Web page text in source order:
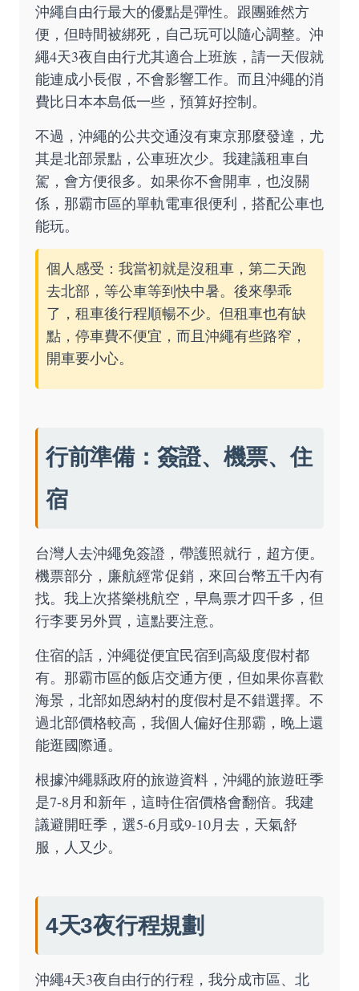
沖繩自由行最大的優點是彈性。跟團雖然方
便，但時間被綁死，自己玩可以隨心調整。沖
繩4天3夜自由行尤其適合上班族，請一天假就
能連成小長假，不會影響工作。而且沖繩的消
費比日本本島低一些，預算好控制。
不過，沖繩的公共交通沒有東京那麼發達，尤
其是北部景點，公車班次少。我建議租車自
駕，會方便很多。如果你不會開車，也沒關
係，那霸市區的單軌電車很便利，搭配公車也
能玩。
個人感受：我當初就是沒租車，第二天跑
去北部，等公車等到快中暑。後來學乖
了，租車後行程順暢不少。但租車也有缺
點，停車費不便宜，而且沖繩有些路窄，
開車要小心。
行前準備：簽證、機票、住
宿
台灣人去沖繩免簽證，帶護照就行，超方便。
機票部分，廉航經常促銷，來回台幣五千內有
找。我上次搭樂桃航空，早鳥票才四千多，但
行李要另外買，這點要注意。
住宿的話，沖繩從便宜民宿到高級度假村都
有。那霸市區的飯店交通方便，但如果你喜歡
海景，北部如恩納村的度假村是不錯選擇。不
過北部價格較高，我個人偏好住那霸，晚上還
能逛國際通。
根據沖繩縣政府的旅遊資料，沖繩的旅遊旺季
是7-8月和新年，這時住宿價格會翻倍。我建
議避開旺季，選5-6月或9-10月去，天氣舒
服，人又少。
4天3夜行程規劃
沖繩4天3夜自由行的行程，我分成市區、北